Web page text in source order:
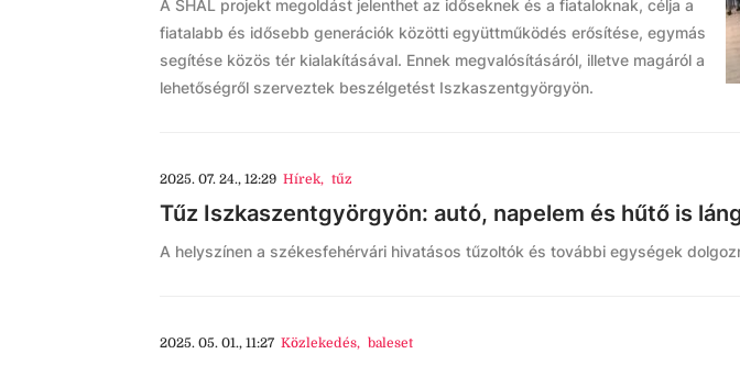
A SHAL projekt megoldást jelenthet az időseknek és a fiataloknak, célja a
fiatalabb és idősebb generációk közötti együttműködés erősítése, egymás
segítése közös tér kialakításával. Ennek megvalósításáról, illetve magáról a
lehetőségről szerveztek beszélgetést Iszkaszentgyörgyön.
2025. 07. 24., 12:29 Hírek, tűz
Tűz Iszkaszentgyörgyön: autó, napelem és hűtő is
A helyszínen a székesfehérvári hivatásos tűzoltók és további egységek
2025. 05. 01., 11:27 Közlekedés, baleset